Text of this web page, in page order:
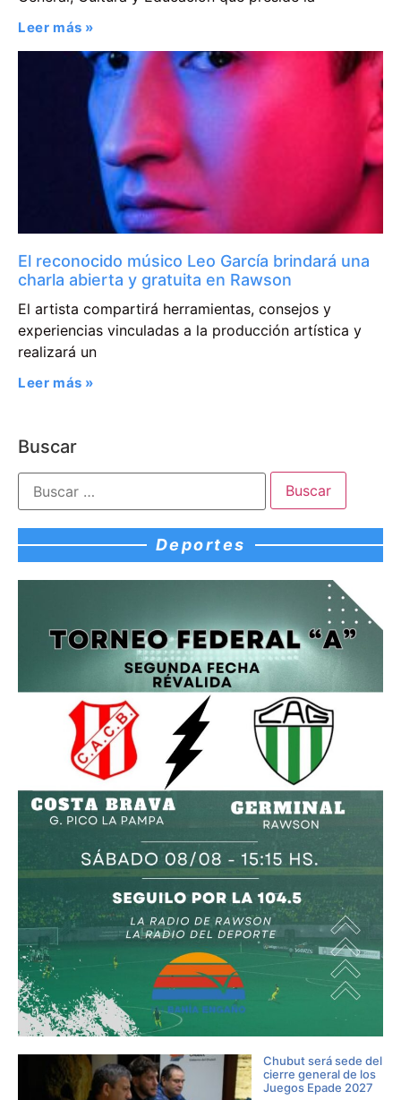
Leer más »
El reconocido músico Leo García brindará una
charla abierta y gratuita en Rawson
El artista compartirá herramientas, consejos y
experiencias vinculadas a la producción artística y
realizará un
Leer más »
Buscar
Deportes
Chubut será sede del
cierre general de los
Juegos Epade 2027